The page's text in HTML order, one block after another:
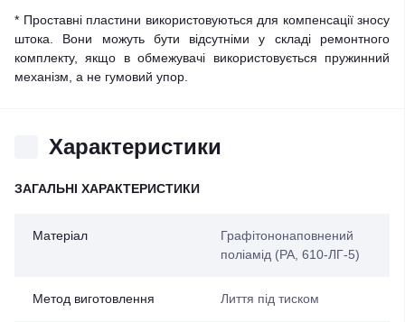
* Проставні пластини використовуються для компенсації зносу
штока. Вони можуть бути відсутніми у складі ремонтного
комплекту, якщо в обмежувачі використовується пружинний
механізм, а не гумовий упор.
Характеристики
ЗАГАЛЬНІ ХАРАКТЕРИСТИКИ
Матеріал
Графітононаповнений
поліамід (PA, 610-ЛГ-5)
Метод виготовлення Лиття під тиском